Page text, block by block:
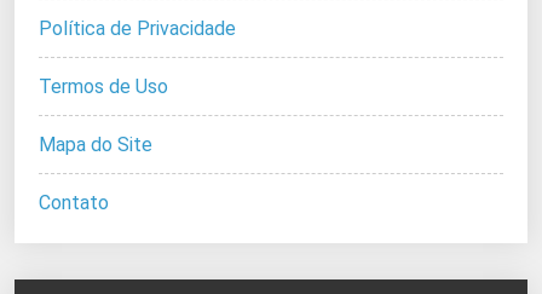
Política de Privacidade
Termos de Uso
Mapa do Site
Contato